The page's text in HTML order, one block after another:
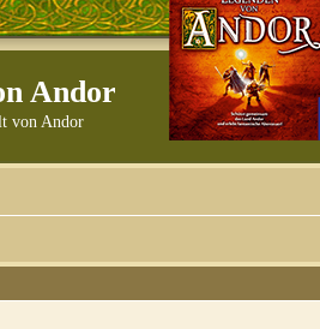
Andor
von Andor